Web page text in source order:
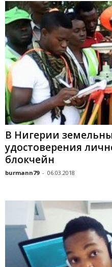
В Нигерии
удостоверения
блокчейн
burmann79 - 06.03.2018